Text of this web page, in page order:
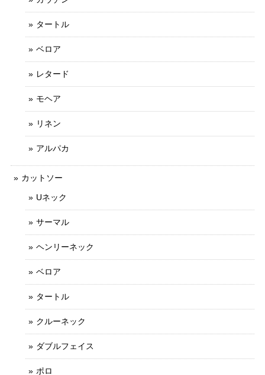
タートル
ベロア
レタード
モヘア
リネン
アルパカ
カットソー
Uネック
サーマル
ヘンリーネック
ベロア
タートル
クルーネック
ダブルフェイス
ポロ